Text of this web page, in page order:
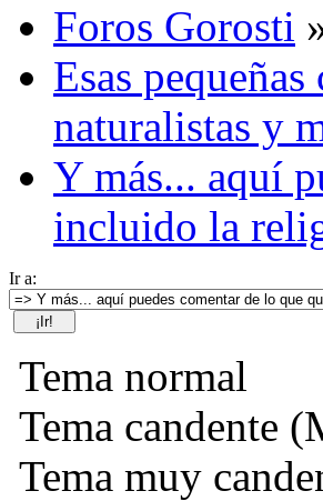
Foros Gorosti
Esas
naturalistas y
Y más... aquí
incluido la
Ir a:
Tema normal
Tema candente
Tema muy